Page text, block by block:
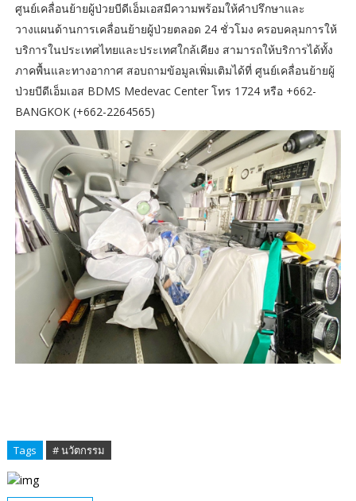
ศูนย์เคลื่อนย้ายผู้ป่วยบีดีเอ็มเอสมีความพร้อมให้คำปรึกษาและ
วางแผนด้านการเคลื่อนย้ายผู้ป่วยตลอด 24 ชั่วโมง ครอบคลุมการให้
บริการในประเทศไทยและประเทศใกล้เคียง สามารถให้บริการได้ทั้ง
ภาคพื้นและทางอากาศ สอบถามข้อมูลเพิ่มเติมได้ที่ ศูนย์เคลื่อนย้ายผู้
ป่วยบีดีเอ็มเอส BDMS Medevac Center โทร 1724 หรือ +662-
BANGKOK (+662-2264565)
Tags # นวัตกรรม